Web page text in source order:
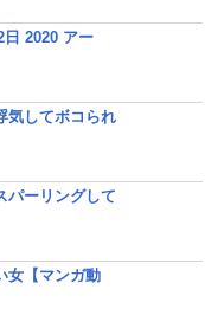
日 2020 アー
気してボコられ
パーリングして
女【マンガ動